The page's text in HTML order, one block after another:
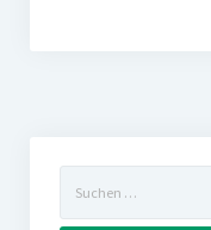
nach: